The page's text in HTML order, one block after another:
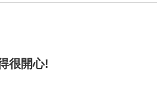
很開心!